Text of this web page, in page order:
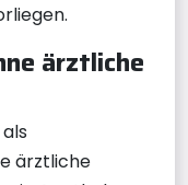
ärztliche
ärztliche